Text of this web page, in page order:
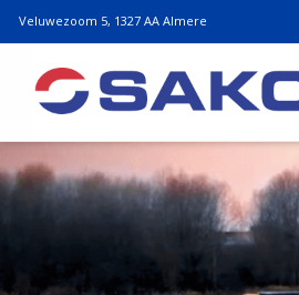
Veluwezoom 5, 1327 AA Almere